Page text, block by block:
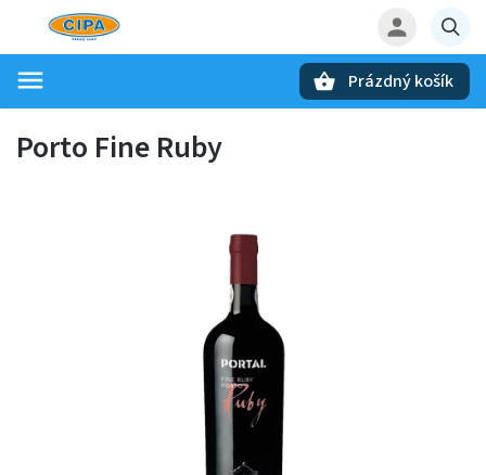
Prázdný košík
Porto Fine Ruby